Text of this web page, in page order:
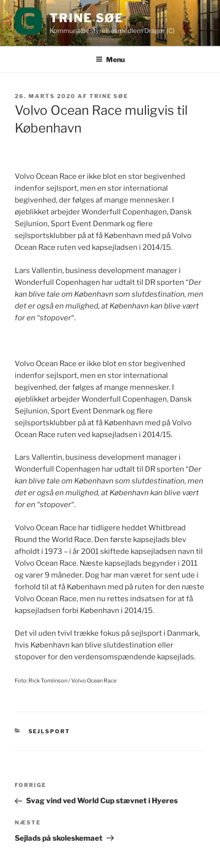
Videre
til
indhold
TRINE SØE
Kommunalbestyrelsesmedlem Dragør (C)
Menu
UDGIVET
DEN
26. MARTS 2020 AF TRINE SØE
Volvo Ocean Race muligvis til
København
Volvo Ocean Race er ikke blot en stor begivenhed
indenfor sejlsport, men en stor international
begivenhed, der følges af mange mennesker. I
øjeblikket arbejder Wonderfull Copenhagen, Dansk
Sejlunion, Sport Event Denmark og flere
sejlsportsklubber på at få København med på Volvo
Ocean Race ruten ved kapsejladsen i 2014/15.
Lars Vallentin, business development manager i
Wonderfull Copenhagen har udtalt til DR sporten “Der
kan blive tale om København som slutdestination, men
det er også en mulighed, at København kan blive vært
for en “stopover“.
Volvo Ocean Race er ikke blot en stor begivenhed
indenfor sejlsport, men en stor international
begivenhed, der følges af mange mennesker. I
øjeblikket arbejder Wonderfull Copenhagen, Dansk
Sejlunion, Sport Event Denmark og flere
sejlsportsklubber på at få København med på Volvo
Ocean Race ruten ved kapsejladsen i 2014/15.
Lars Vallentin, business development manager i
Wonderfull Copenhagen har udtalt til DR sporten “Der
kan blive tale om København som slutdestination, men
det er også en mulighed, at København kan blive vært
for en “stopover“.
Volvo Ocean Race har tidligere heddet Whitbread
Round the World Race. Den første kapsejlads blev
afholdt i 1973 – i år 2001 skiftede kapsejladsen navn til
Volvo Ocean Race. Næste kapsejlads begynder i 2011
og varer 9 måneder. Dog har man været for sent ude i
forhold til at få København med på ruten for den næste
Volvo Ocean Race, men nu rettes indsatsen for at få
kapsejladsen forbi København i 2014/15.
Det vil uden tvivl trække fokus på sejlsport i Danmark,
hvis København kan blive slutdestination eller
stopover for den verdensomspændende kapsejlads.
Foto: Rick Tomlinson / Volvo Ocean Race
KATEGORIER
SEJLSPORT
Indlægsnavigation
Forrige
indlæg
FORRIGE
Svag vind ved World Cup stævnet i Hyeres
Næste
indlæg
NÆSTE
Sejlads på skoleskemaet